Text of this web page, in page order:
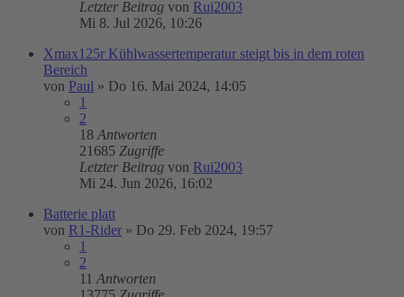
Letzter Beitrag von Rui2003
Mi 8. Jul 2026, 10:26
Xmax125r Kühlwassertemperatur steigt bis in dem roten
Bereich
von Paul » Do 16. Mai 2024, 14:05
1
2
18 Antworten
21685 Zugriffe
Letzter Beitrag von Rui2003
Mi 24. Jun 2026, 16:02
Batterie platt
von R1-Rider » Do 29. Feb 2024, 19:57
1
2
11 Antworten